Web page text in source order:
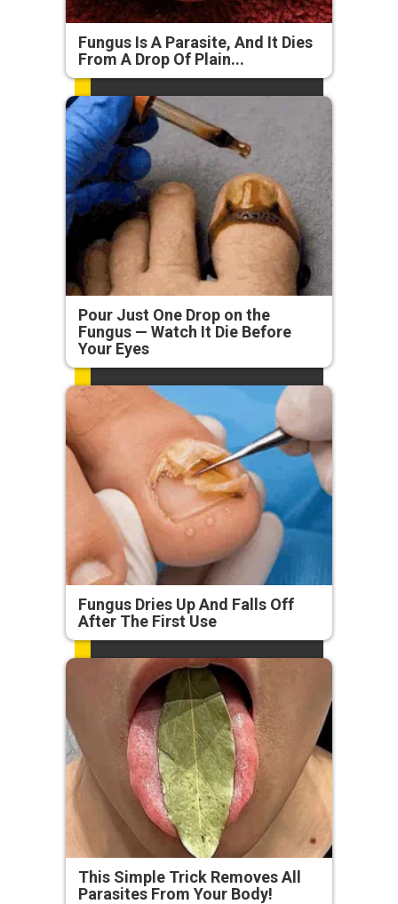
Fungus Is A Parasite, And It Dies
From A Drop Of Plain...
Pour Just One Drop on the
Fungus — Watch It Die Before
Your Eyes
Fungus Dries Up And Falls Off
After The First Use
This Simple Trick Removes All
Parasites From Your Body!